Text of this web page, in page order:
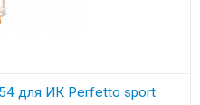
для ИК Perfetto sport